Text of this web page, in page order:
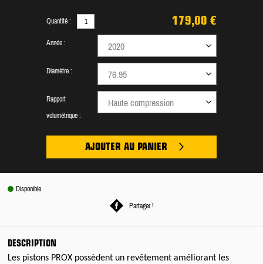
179,00 €
Quantité :
Année : 2020
Diamètre : 76.95
Rapport
volumétrique :
Haute compression
AJOUTER AU PANIER
Disponible
Partager !
DESCRIPTION
Les pistons PROX possèdent un revêtement améliorant les